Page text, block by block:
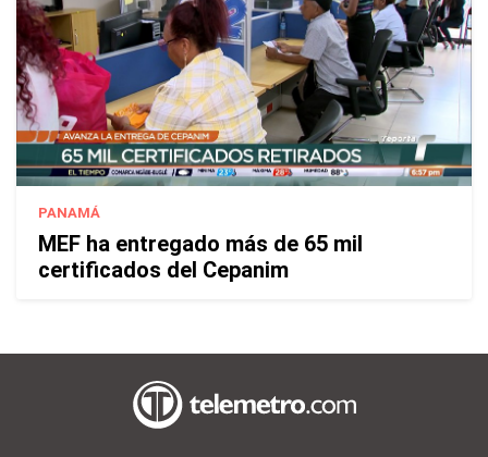
PANAMÁ
MEF ha entregado más de 65 mil
certificados del Cepanim